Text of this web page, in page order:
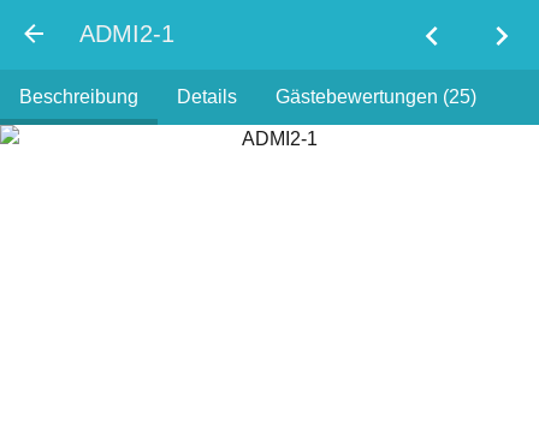
ADMI2-1 chevron_left chevron_right
Beschreibung Details Gästebewertungen (25)